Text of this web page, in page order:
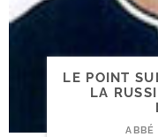
LE POINT
LA
ABBÉ